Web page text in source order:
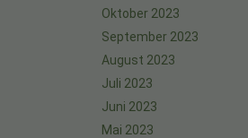
Oktober 2023
September 2023
August 2023
Juli 2023
Juni 2023
Mai 2023